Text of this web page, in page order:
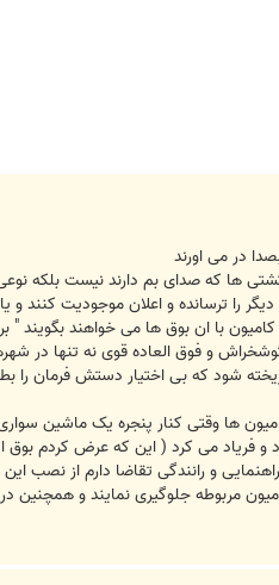
در می اورند
کشتی ها که صدای بم دارند نیست بلکه
را ترسانده و اعلان موجودیت کنند
با ان بوق ها می خواهند بگویند "
و فوق العاده قوی نه تنها در
شود که بی اختیار دستش فرمان را
ها وقتی کنار پنجره یک ماشین
فریاد می کرد ( این که عرض کردم بوق
و رانندگی تقاضا دارم از نصب
مربوطه جلوگیری نمایند و همچنین در